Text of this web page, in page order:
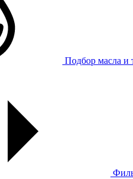
Подбор масла и